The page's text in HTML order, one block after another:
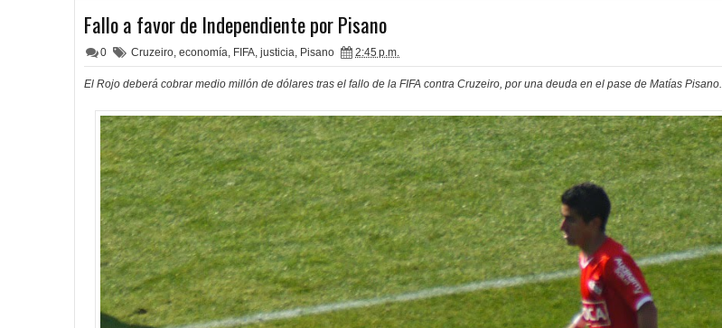
Fallo a favor de Independiente por Pisano
0 Cruzeiro, economía, FIFA, justicia, Pisano 2:45 p.m.
El Rojo deberá cobrar medio millón de dólares tras el fallo de la FIFA contra Cruzeiro, por una deuda en el pase de Matías Pisano.